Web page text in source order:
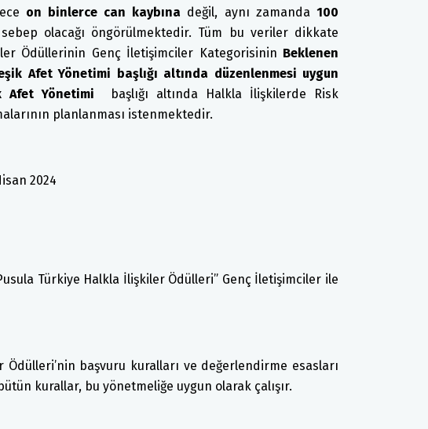
on binlerce can kaybına değil, aynı zamanda100
olacağı öngörülmektedir. Tüm bu veriler dikkate
Ödüllerinin Genç İletişimciler Kategorisinin Beklenen
Afet Yönetimi başlığı altında düzenlenmesi uygun
Afet Yönetimi başlığı altında Halkla İlişkilerde Risk
planlanması istenmektedir.
2024
Türkiye Halkla İlişkiler Ödülleri” Genç İletişimciler ile
Ödülleri’nin başvuru kuralları ve değerlendirme esasları
kurallar, bu yönetmeliğe uygun olarak çalışır.